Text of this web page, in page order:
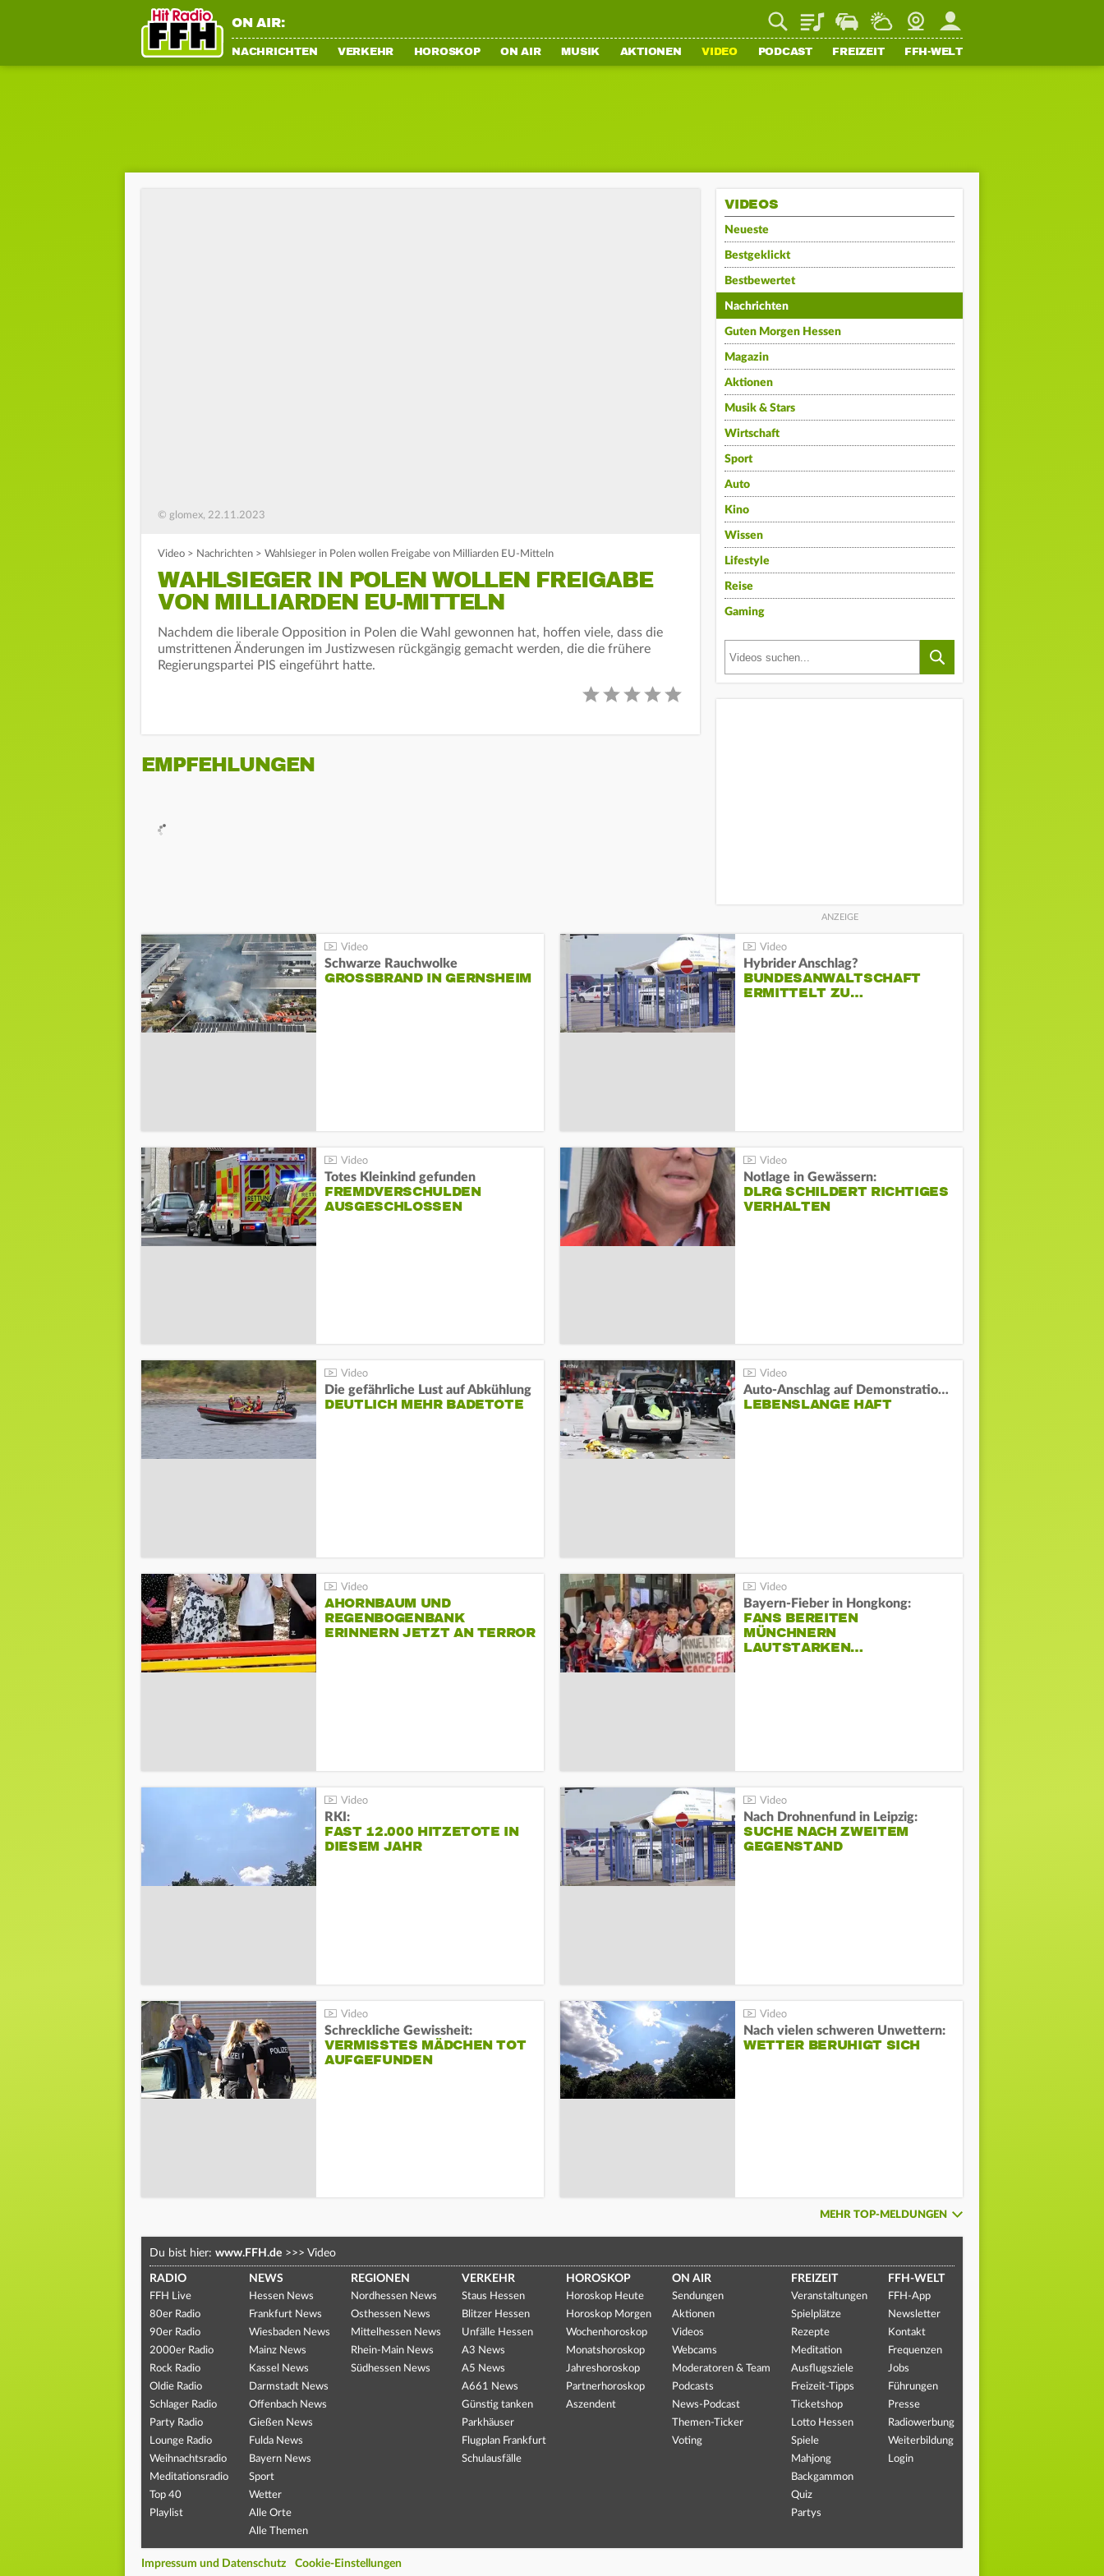
ON AIR: PlaylistStaupilotWetterWebcamMein FFH
NACHRICHTEN VERKEHR HOROSKOP ON AIR MUSIK AKTIONEN VIDEO PODCAST FREIZEIT FFH-WELT
© glomex, 22.11.2023
Video > Nachrichten > Wahlsieger in Polen wollen Freigabe von Milliarden EU-Mitteln
WAHLSIEGER IN POLEN WOLLEN FREIGABE
VON MILLIARDEN EU-MITTELN
Nachdem die liberale Opposition in Polen die Wahl gewonnen hat, hoffen viele, dass die
umstrittenen Änderungen im Justizwesen rückgängig gemacht werden, die die frühere
Regierungspartei PIS eingeführt hatte.
EMPFEHLUNGEN
VIDEOS
Neueste
Bestgeklickt
Bestbewertet
Nachrichten
Guten Morgen Hessen
Magazin
Aktionen
Musik & Stars
Wirtschaft
Sport
Auto
Kino
Wissen
Lifestyle
Reise
Gaming
Schwarze Rauchwolke
GROSSBRAND IN GERNSHEIM
Hybrider Anschlag?
BUNDESANWALTSCHAFT
ERMITTELT ZU…
Totes Kleinkind gefunden
FREMDVERSCHULDEN
AUSGESCHLOSSEN
Notlage in Gewässern:
DLRG SCHILDERT RICHTIGES
VERHALTEN
Die gefährliche Lust auf Abkühlung
DEUTLICH MEHR BADETOTE
Auto-Anschlag auf Demonstration in München:
LEBENSLANGE HAFT
AHORNBAUM UND
REGENBOGENBANK
ERINNERN JETZT AN TERROR
Bayern-Fieber in Hongkong:
FANS BEREITEN
MÜNCHNERN
LAUTSTARKEN…
RKI:
FAST 12.000 HITZETOTE IN
DIESEM JAHR
Nach Drohnenfund in Leipzig:
SUCHE NACH ZWEITEM
GEGENSTAND
Schreckliche Gewissheit:
VERMISSTES MÄDCHEN TOT
AUFGEFUNDEN
Nach vielen schweren Unwettern:
WETTER BERUHIGT SICH
MEHR TOP-MELDUNGEN
Du bist hier: www.FFH.de >>> Video
RADIO
FFH Live
80er Radio
90er Radio
2000er Radio
Rock Radio
Oldie Radio
Schlager Radio
Party Radio
Lounge Radio
Weihnachtsradio
Meditationsradio
Top 40
Playlist
NEWS
Hessen News
Frankfurt News
Wiesbaden News
Mainz News
Kassel News
Darmstadt News
Offenbach News
Gießen News
Fulda News
Bayern News
Sport
Wetter
Alle Orte
Alle Themen
REGIONEN
Nordhessen News
Osthessen News
Mittelhessen News
Rhein-Main News
Südhessen News
VERKEHR
Staus Hessen
Blitzer Hessen
Unfälle Hessen
A3 News
A5 News
A661 News
Günstig tanken
Parkhäuser
Flugplan Frankfurt
Schulausfälle
HOROSKOP
Horoskop Heute
Horoskop Morgen
Wochenhoroskop
Monatshoroskop
Jahreshoroskop
Partnerhoroskop
Aszendent
ON AIR
Sendungen
Aktionen
Videos
Webcams
Moderatoren & Team
Podcasts
News-Podcast
Themen-Ticker
Voting
FREIZEIT
Veranstaltungen
Spielplätze
Rezepte
Meditation
Ausflugsziele
Freizeit-Tipps
Ticketshop
Lotto Hessen
Spiele
Mahjong
Backgammon
Quiz
Partys
FFH-WELT
FFH-App
Newsletter
Kontakt
Frequenzen
Jobs
Führungen
Presse
Radiowerbung
Weiterbildung
Login
Impressum und Datenschutz Cookie-Einstellungen